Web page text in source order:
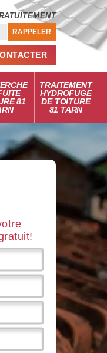
81
TRAITEMENT
HYDROFUGE
DE TOITURE
81 TARN